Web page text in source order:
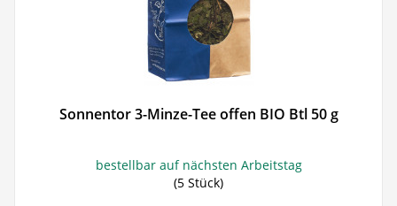
Sonnentor 3-Minze-Tee offen BIO Btl 50 g
bestellbar auf nächsten Arbeitstag
(5 Stück)